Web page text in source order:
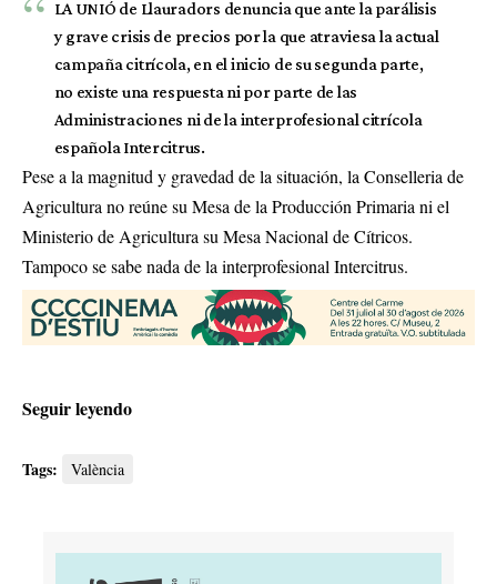
LA UNIÓ de Llauradors denuncia que ante la parálisis
y grave crisis de precios por la que atraviesa la actual
campaña citrícola, en el inicio de su segunda parte,
no existe una respuesta ni por parte de las
Administraciones ni de la interprofesional citrícola
española Intercitrus.
Pese a la magnitud y gravedad de la situación, la Conselleria de
Agricultura no reúne su Mesa de la Producción Primaria ni el
Ministerio de Agricultura su Mesa Nacional de Cítricos.
Tampoco se sabe nada de la interprofesional Intercitrus.
Seguir leyendo
Tags: València